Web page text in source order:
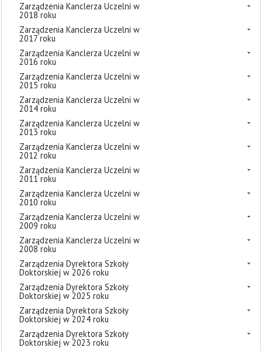
Zarządzenia Kanclerza Uczelni w
2018 roku
Zarządzenia Kanclerza Uczelni w
2017 roku
Zarządzenia Kanclerza Uczelni w
2016 roku
Zarządzenia Kanclerza Uczelni w
2015 roku
Zarządzenia Kanclerza Uczelni w
2014 roku
Zarządzenia Kanclerza Uczelni w
2013 roku
Zarządzenia Kanclerza Uczelni w
2012 roku
Zarządzenia Kanclerza Uczelni w
2011 roku
Zarządzenia Kanclerza Uczelni w
2010 roku
Zarządzenia Kanclerza Uczelni w
2009 roku
Zarządzenia Kanclerza Uczelni w
2008 roku
Zarządzenia Dyrektora Szkoły
Doktorskiej w 2026 roku
Zarządzenia Dyrektora Szkoły
Doktorskiej w 2025 roku
Zarządzenia Dyrektora Szkoły
Doktorskiej w 2024 roku
Zarządzenia Dyrektora Szkoły
Doktorskiej w 2023 roku